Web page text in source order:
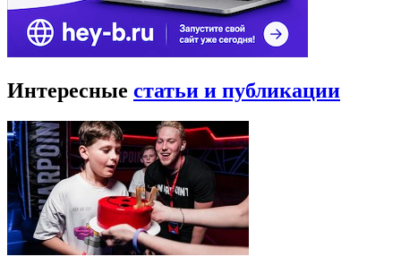
Интересные статьи и публикации